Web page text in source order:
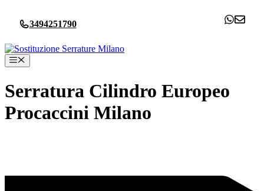
contenuto
3494251790
Menu
Serratura Cilindro Europeo
Procaccini Milano